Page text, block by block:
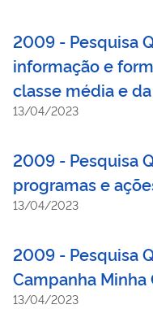
2009 - Pesquisa
informação e
classe média e
13/04/2023
2009 - Pesquisa
programas e
13/04/2023
2009 - Pesquisa
Campanha Minha
13/04/2023